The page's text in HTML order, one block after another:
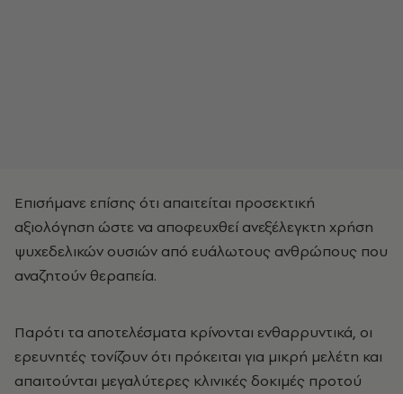
Επισήμανε επίσης ότι απαιτείται προσεκτική
αξιολόγηση ώστε να αποφευχθεί ανεξέλεγκτη χρήση
ψυχεδελικών ουσιών από ευάλωτους ανθρώπους που
αναζητούν θεραπεία.
Παρότι τα αποτελέσματα κρίνονται ενθαρρυντικά, οι
ερευνητές τονίζουν ότι πρόκειται για μικρή μελέτη και
απαιτούνται μεγαλύτερες κλινικές δοκιμές προτού